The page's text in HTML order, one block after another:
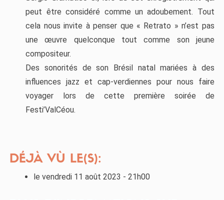
peut être considéré comme un adoubement. Tout
cela nous invite à penser que « Retrato » n’est pas
une œuvre quelconque tout comme son jeune
compositeur.
Des sonorités de son Brésil natal mariées à des
influences jazz et cap-verdiennes pour nous faire
voyager lors de cette première soirée de
Festi’ValCéou.
DÉJÀ VÙ LE(S):
le vendredi 11 août 2023 - 21h00